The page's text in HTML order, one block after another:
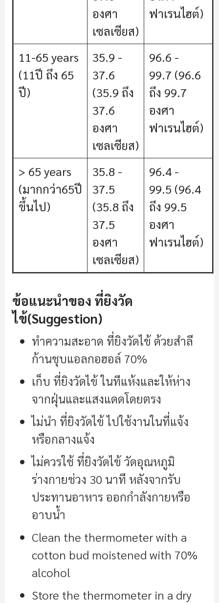
องศา
เซลเซียส)
ฟาเรนไฮต์)
11-65 years
(11ปี ถึง 65
ปี)
35.9 -
37.6
(35.9 ถึง
37.6
องศา
เซลเซียส)
96.6 -
99.7 (96.6
ถึง 99.7
องศา
ฟาเรนไฮต์)
> 65 years
(มากกว่า65ปี
ขึ้นไป)
35.8 -
37.5
(35.8 ถึง
37.5
องศา
เซลเซียส)
96.4 -
99.5 (96.4
ถึง 99.5
องศา
ฟาเรนไฮต์)
ข้อแนะนำของ ที่ยิงวัด
ไข้(Suggestion)
ทำความสะอาด ที่ยิงวัดไข้ ด้วยสำลี
ก้านชุบแอลกอฮอล์ 70%
เก็บ ที่ยิงวัดไข้ ในทีแห้งและให้ห่าง
จากฝุ่นและแสงแดดโดยตรง
ไม่นำ ที่ยิงวัดไข้ ไปใช้งานในที่แจ้ง
หรือกลางแจ้ง
ไม่ควรใช้ ที่ยิงวัดไข้ วัดอุณหภูมิ
ร่างกายช่วง 30 นาที หลังจากรับ
ประทานอาหาร ออกกำลังกายหรือ
อาบน้ำ
Clean the thermometer with a
cotton bud moistened with 70%
alcohol
Store the thermometer in a dry